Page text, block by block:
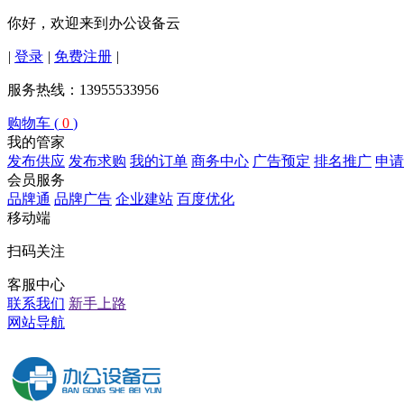
你好，欢迎来到办公设备云
| 登录 | 免费注册 |
服务热线：13955533956
购物车 ( 0 )
我的管家
发布供应 发布求购 我的订单 商务中心 广告预定 排名推广 申
会员服务
品牌通 品牌广告 企业建站 百度优化
移动端
扫码关注
客服中心
联系我们 新手上路
网站导航